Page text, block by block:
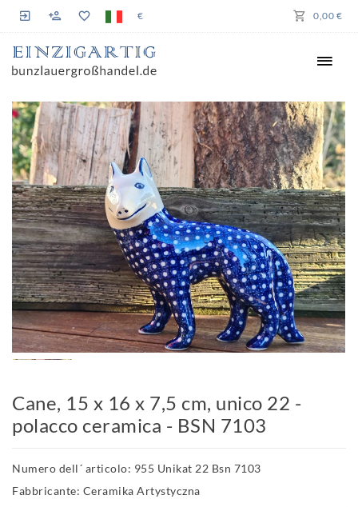
€ 0,00 €
Cane, 15 x 16 x 7,5 cm, unico 22 -
polacco ceramica - BSN 7103
Numero dell´ articolo: 955 Unikat 22 Bsn 7103
Fabbricante: Ceramika Artystyczna